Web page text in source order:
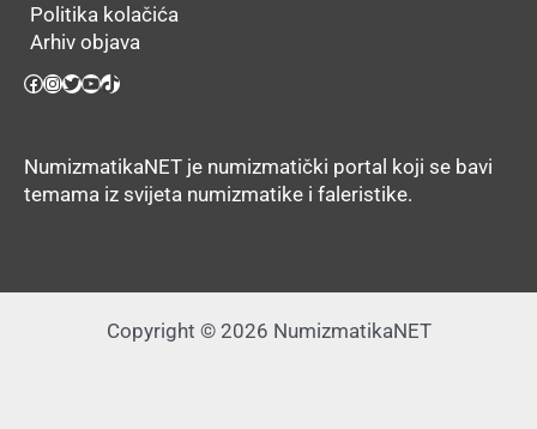
Politika kolačića
Arhiv objava
Facebook
Instagram
Twitter
YouTube
TikTok
NumizmatikaNET je numizmatički portal koji se bavi
temama iz svijeta numizmatike i faleristike.
Copyright © 2026 NumizmatikaNET